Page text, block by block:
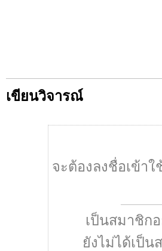
เขียนวิจารณ์
จะต้องลงชื่อเข้า
เป็นสมาชิก
ยังไม่ได้เป็น